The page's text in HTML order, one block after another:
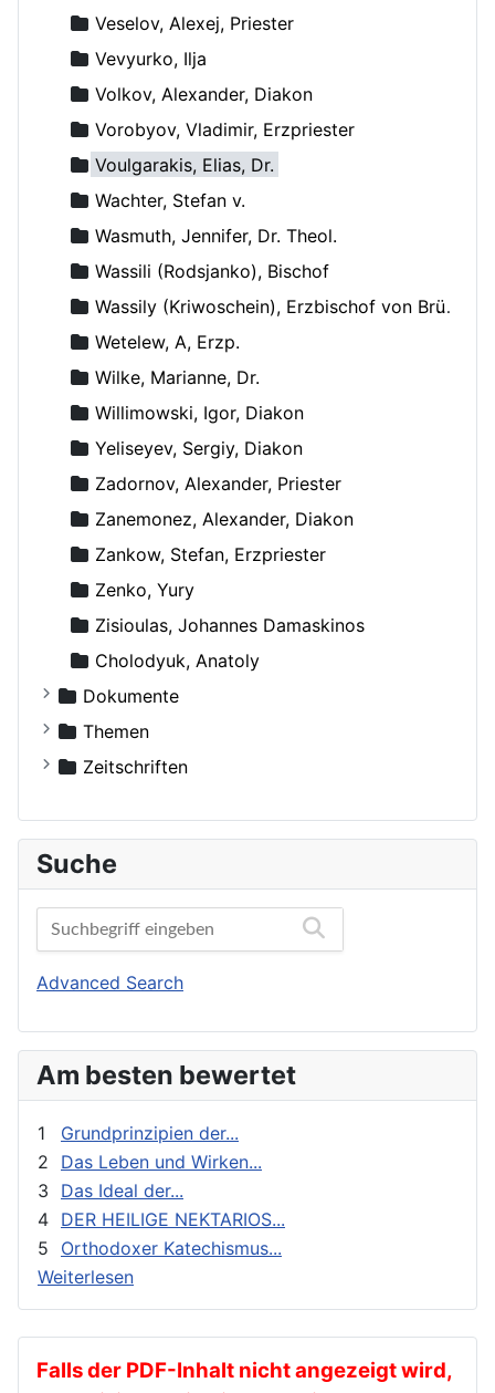
Veselov, Alexej, Priester
Vevyurko, Ilja
Volkov, Alexander, Diakon
Vorobyov, Vladimir, Erzpriester
Voulgarakis, Elias, Dr.
Wachter, Stefan v.
Wasmuth, Jennifer, Dr. Theol.
Wassili (Rodsjanko), Bischof
Wassily (Kriwoschein), Erzbischof von Brüssel
Wetelew, A, Erzp.
Wilke, Marianne, Dr.
Willimowski, Igor, Diakon
Yeliseyev, Sergiy, Diakon
Zadornov, Alexander, Priester
Zanemonez, Alexander, Diakon
Zankow, Stefan, Erzpriester
Zenko, Yury
Zisioulas, Johannes Damaskinos
Сholodyuk, Anatoly
Dokumente
Russische Orthodoxe Kirche
Russische Orthodoxe Kirche im Ausland
Themen
Agiographie (Viten)
Autokephale und autonome Kirchen
Beziehung und Ehe
Bibelwissenschaft
Biographien
Buchbesprechungen und Nachrichten
Exegese
Feste
Geistliches Leben
Geschichte
gnadenhafte Erscheinungen
Heilige
Ikonen
Kalender
Zeitschriften
Der Frohbote
DOM
Orthodoxe Stimmen
Orthodoxes Franken
Orthodoxie Heute
Stimme der Orthodoxie
Suche
Advanced Search
Am besten bewertet
1
Grundprinzipien der...
2
Das Leben und Wirken...
3
Das Ideal der...
4 DER HEILIGE NEKTARIOS...
5
Orthodoxer Katechismus...
Weiterlesen
Falls der PDF-Inhalt nicht angezeigt wird,